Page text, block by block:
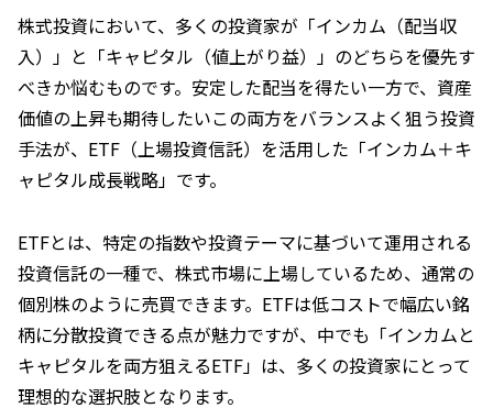
株式投資において、多くの投資家が「インカム（配当収
入）」と「キャピタル（値上がり益）」のどちらを優先す
べきか悩むものです。安定した配当を得たい一方で、資産
価値の上昇も期待したい――この両方をバランスよく狙う投資
手法が、ETF（上場投資信託）を活用した「インカム＋キ
ャピタル成長戦略」です。
ETFとは、特定の指数や投資テーマに基づいて運用される
投資信託の一種で、株式市場に上場しているため、通常の
個別株のように売買できます。ETFは低コストで幅広い銘
柄に分散投資できる点が魅力ですが、中でも「インカムと
キャピタルを両方狙えるETF」は、多くの投資家にとって
理想的な選択肢となります。